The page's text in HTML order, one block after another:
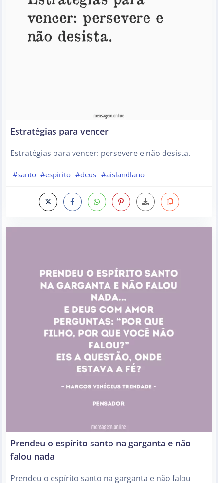
Estratégias para vencer
Estratégias para vencer: persevere e não desista.
#santo #espirito #deus #aislandlano
Prendeu o espírito santo na garganta e não
falou nada
Prendeu o espírito santo na garganta e não falou